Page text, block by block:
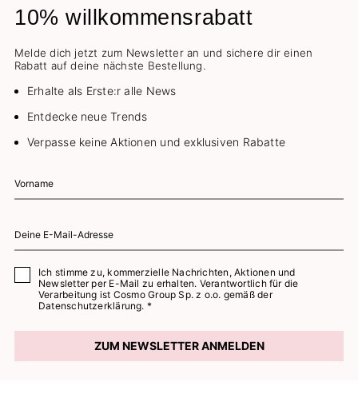
10% willkommensrabatt
Melde dich jetzt zum Newsletter an und sichere dir einen
Rabatt auf deine nächste Bestellung.
Erhalte als Erste:r alle News
Entdecke neue Trends
Verpasse keine Aktionen und exklusiven Rabatte
Ich stimme zu, kommerzielle Nachrichten, Aktionen und
Newsletter per E-Mail zu erhalten. Verantwortlich für die
Verarbeitung ist Cosmo Group Sp. z o.o. gemäß der
Datenschutzerklärung. *
ZUM NEWSLETTER ANMELDEN